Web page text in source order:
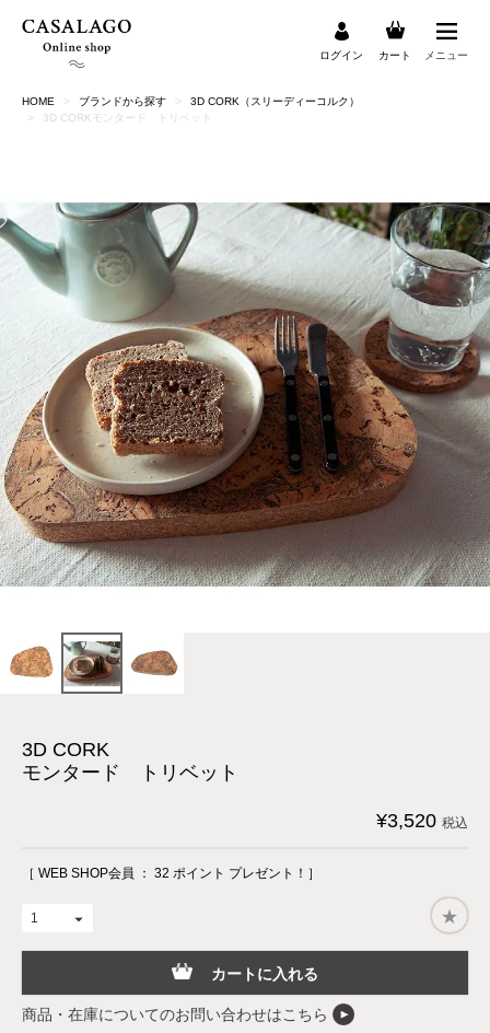
ログイン カート メニュー
HOME ブランドから探す
3D CORK（スリーディーコルク）
3D CORKモンタード トリベット
検索
3D CORK
モンタード トリベット
¥3,520 税込
［ WEB SHOP会員 ： 32 ポイント プレゼント！］
カートに入れる
商品・在庫についてのお問い合わせはこちら